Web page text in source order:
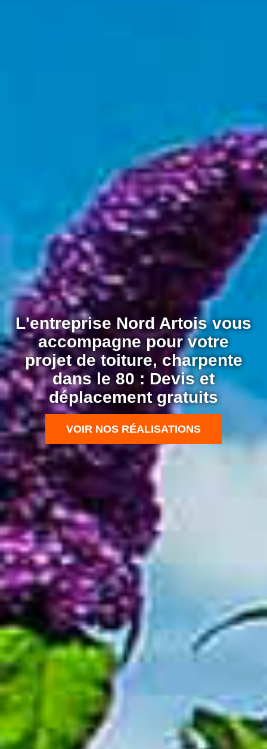
L'entreprise Nord Artois vous
accompagne pour votre
projet de toiture, charpente
dans le 80 : Devis et
déplacement gratuits
VOIR NOS RÉALISATIONS